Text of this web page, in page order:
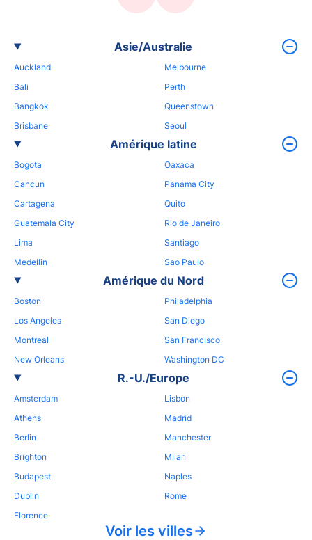
Asie/Australie
Auckland
Bali
Bangkok
Brisbane
Melbourne
Perth
Queenstown
Seoul
Amérique latine
Bogota
Cancun
Cartagena
Guatemala City
Lima
Medellin
Oaxaca
Panama City
Quito
Rio de Janeiro
Santiago
Sao Paulo
Amérique du Nord
Boston
Los Angeles
Montreal
New Orleans
Philadelphia
San Diego
San Francisco
Washington DC
R.-U./Europe
Amsterdam
Athens
Berlin
Brighton
Budapest
Dublin
Florence
Lisbon
Madrid
Manchester
Milan
Naples
Rome
Voir les villes